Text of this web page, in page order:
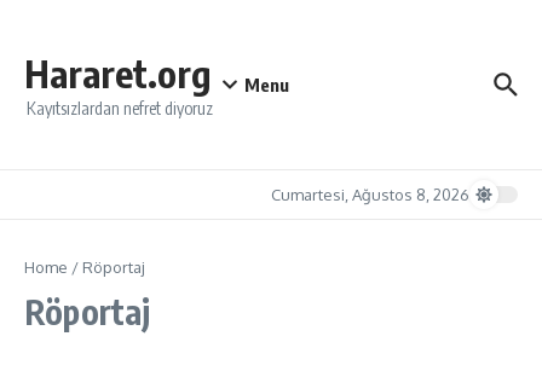
Hararet.org
Kayıtsızlardan nefret diyoruz
Menu
Cumartesi, Ağustos 8, 2026
Home / Röportaj
Röportaj